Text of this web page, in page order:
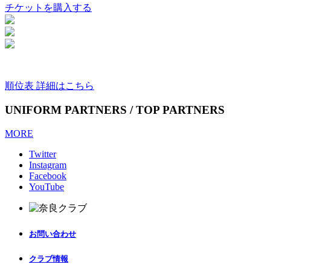
チケットを購入する
順位表 詳細はこちら
UNIFORM PARTNERS / TOP PARTNERS
MORE
Twitter
Instagram
Facebook
YouTube
お問い合わせ
クラブ情報